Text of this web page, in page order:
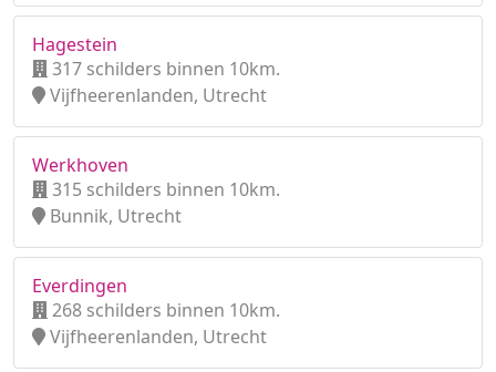
Hagestein
317 schilders binnen 10km.
Vijfheerenlanden, Utrecht
Werkhoven
315 schilders binnen 10km.
Bunnik, Utrecht
Everdingen
268 schilders binnen 10km.
Vijfheerenlanden, Utrecht